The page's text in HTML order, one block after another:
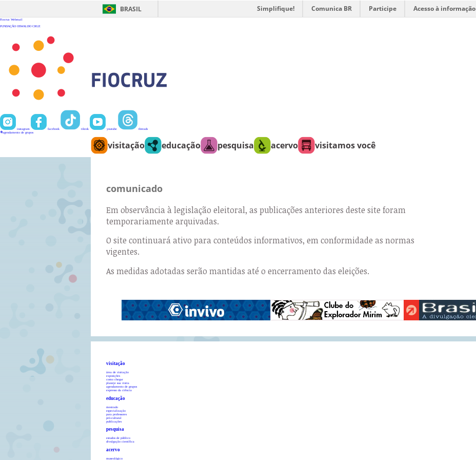
BRASIL Simplifique! Comunica BR Participe Acesso à informação
Fiocruz Webmail
FUNDAÇÃO OSWALDO CRUZ
instagram facebook tiktok youtube
threads
agendamento de grupos
visitação educação pesquisa acervo visitamos você
comunicado
Em observância à legislação eleitoral, as publicações anteriores deste site foram
temporariamente arquivadas.
O site continuará ativo para conteúdos informativos, em conformidade as normas
vigentes.
As medidas adotadas serão mantidas até o encerramento das eleições.
visitação
área de visitação
exposições
como chegar
planeje sua visita
agendamento de grupos
expresso da ciência
educação
mestrado
especialização
para professores
pró-cultural
publicações
pesquisa
estudos de público
divulgação científica
acervo
museológico